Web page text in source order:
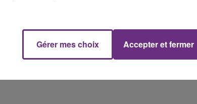
Gérer mes choix Accepter et fermer